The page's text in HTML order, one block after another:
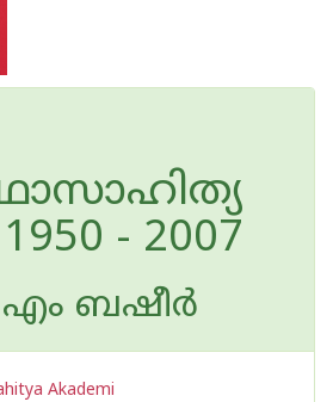
- 2007
ബഷീര്‍
Akademi